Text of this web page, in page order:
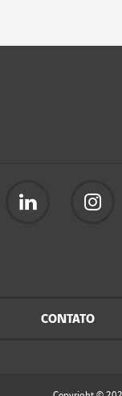
CONTATO